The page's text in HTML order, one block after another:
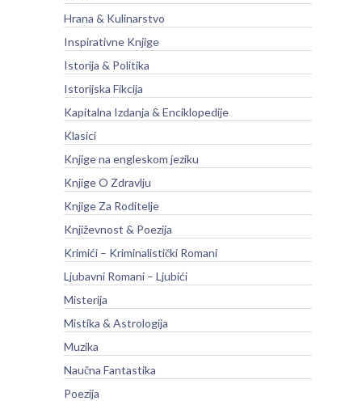
Hrana & Kulinarstvo
Inspirativne Knjige
Istorija & Politika
Istorijska Fikcija
Kapitalna Izdanja & Enciklopedije
Klasici
Knjige na engleskom jeziku
Knjige O Zdravlju
Knjige Za Roditelje
Književnost & Poezija
Krimići – Kriminalistički Romani
Ljubavni Romani – Ljubići
Misterija
Mistika & Astrologija
Muzika
Naučna Fantastika
Poezija